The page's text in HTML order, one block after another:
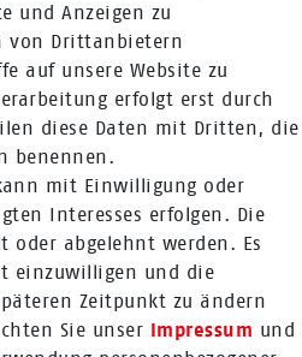
und Anzeigen zu
von Drittanbietern
auf unsere Website zu
erfolgt erst durch
diese Daten mit Dritten, die
benennen.
mit Einwilligung oder
Interesses erfolgen. Die
oder abgelehnt werden. Es
einzuwilligen und die
Zeitpunkt zu ändern
Sie unser Impressum und